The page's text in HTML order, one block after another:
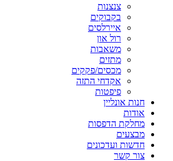
צנצנות
בקבוקים
איירלסים
רול און
משאבות
מתזים
מכסים/פקקים
אקדחי התזה
פיפטות
חנות אונליין
אודות
מחלקת הדפסות
מבצעים
חדשות ועדכונים
צור קשר